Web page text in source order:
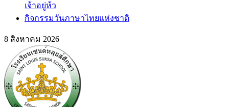
เจ้าอยู่ห้ว
กิจกรรมวันภาษาไทยแห่งชาติ
8 สิงหาคม 2026